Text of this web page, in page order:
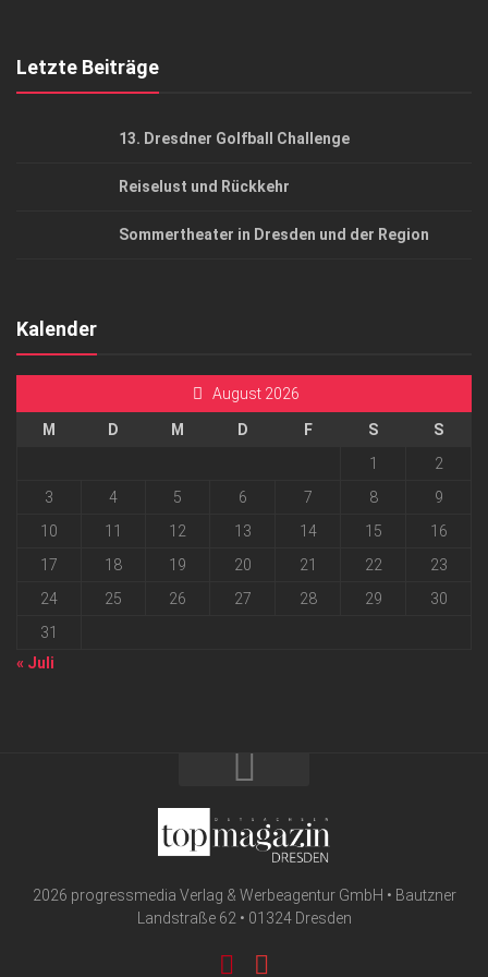
Letzte Beiträge
13. Dresdner Golfball Challenge
Reiselust und Rückkehr
Sommertheater in Dresden und der Region
Kalender
August 2026
M D M D F S
S
1
2
3
4 5 6 7 8
9
10
11 12 13 14 15
16
17
18 19 20 21 22
23
24
25 26 27 28 29
30
31
« Juli
2026 progressmedia Verlag & Werbeagentur GmbH • Bautzner
Landstraße 62 • 01324 Dresden